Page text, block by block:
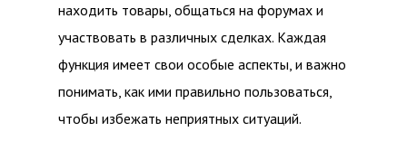
находить товары, общаться на форумах и
участвовать в различных сделках. Каждая
функция имеет свои особые аспекты, и важно
понимать, как ими правильно пользоваться,
чтобы избежать неприятных ситуаций.